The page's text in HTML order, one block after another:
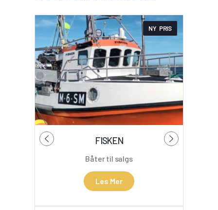
NY PRIS
FISKEN
Båter til salgs
Les Mer